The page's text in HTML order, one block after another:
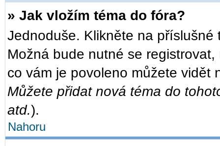
» Jak vložím téma do fóra?
Jednoduše. Klikněte na
Možná bude nutné se
co vám je povoleno můžete vidět
Můžete přidat nová téma do
atd.).
Nahoru